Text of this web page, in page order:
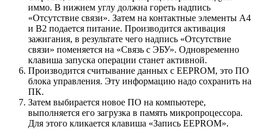
иммо. В нижнем углу должна гореть надпись
«Отсутствие связи». Затем на контактные элементы А4
и В2 подается питание. Производится активация
зажигания, в результате чего надпись «Отсутствие
связи» поменяется на «Связь с ЭБУ». Одновременно
клавиша запуска операции станет активной.
Производится считывание данных с EEPROM, это ПО
блока управления. Эту информацию надо сохранить на
ПК.
Затем выбирается новое ПО на компьютере,
выполняется его загрузка в память микропроцессора.
Для этого кликается клавиша «Запись EEPROM».